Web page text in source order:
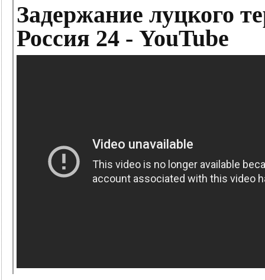
Задержание луцкого
Россия 24 - YouTube